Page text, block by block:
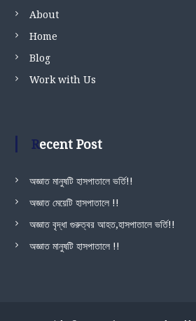
About
Home
Blog
Work with Us
Recent Post
অজ্ঞাত মানুষটি হাসপাতালে ভর্তি!!
অজ্ঞাত মেয়েটি হাসপাতালে !!
অজ্ঞাত বৃদ্ধা গুরুত্বর আহত,হাসপাতালে ভর্তি!!
অজ্ঞাত মানুষটি হাসপাতালে !!